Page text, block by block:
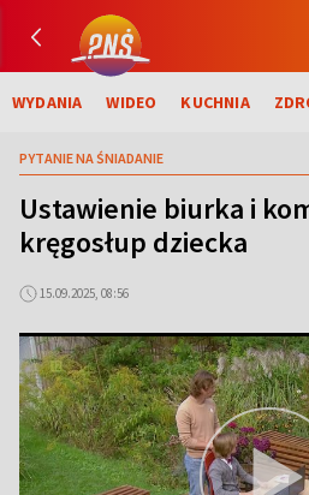
WYDANIA WIDEO KUCHNIA
PYTANIE NA ŚNIADANIE
Ustawienie biurka i
kręgosłup dziecka
15.09.2025, 08:56